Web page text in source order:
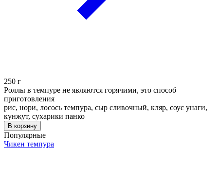
250 г
Роллы в темпуре не являются горячими, это способ
приготовления
рис, нори, лосось темпура, сыр сливочный, кляр, соус унаги,
кунжут, сухарики панко
В корзину
Популярные
Чикен темпура